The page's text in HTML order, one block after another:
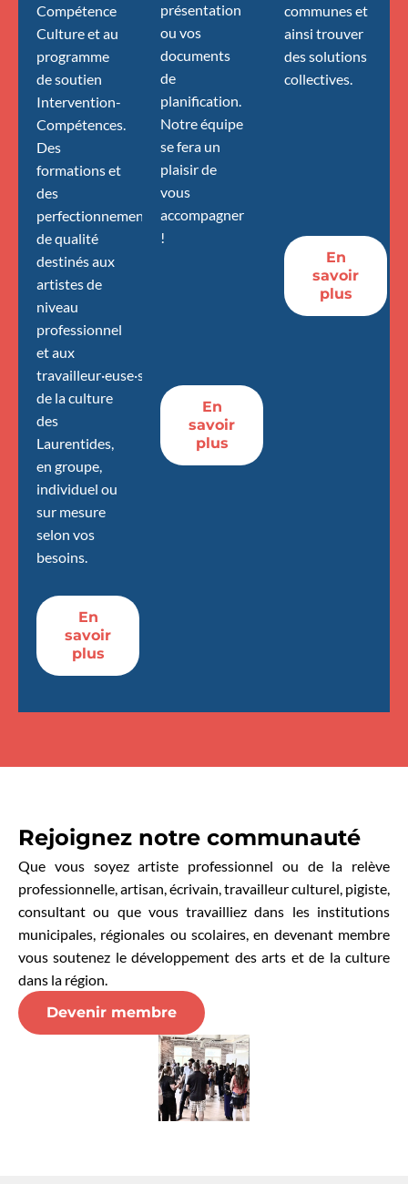
Compétence
Culture et au
programme
de soutien
Intervention-
Compétences.
Des
formations et
des
perfectionnements
de qualité
destinés aux
artistes de
niveau
professionnel
et aux
travailleur·euse·s
de la culture
des
Laurentides,
en groupe,
individuel ou
sur mesure
selon vos
besoins.
En
savoir
plus
présentation
ou vos
documents
de
planification.
Notre équipe
se fera un
plaisir de
vous
accompagner
!
En
savoir
plus
communes et
ainsi trouver
des solutions
collectives.
En
savoir
plus
Rejoignez notre communauté
Que vous soyez artiste professionnel ou de la relève
professionnelle, artisan, écrivain, travailleur culturel, pigiste,
consultant ou que vous travailliez dans les institutions
municipales, régionales ou scolaires, en devenant membre
vous soutenez le développement des arts et de la culture
dans la région.
Devenir membre